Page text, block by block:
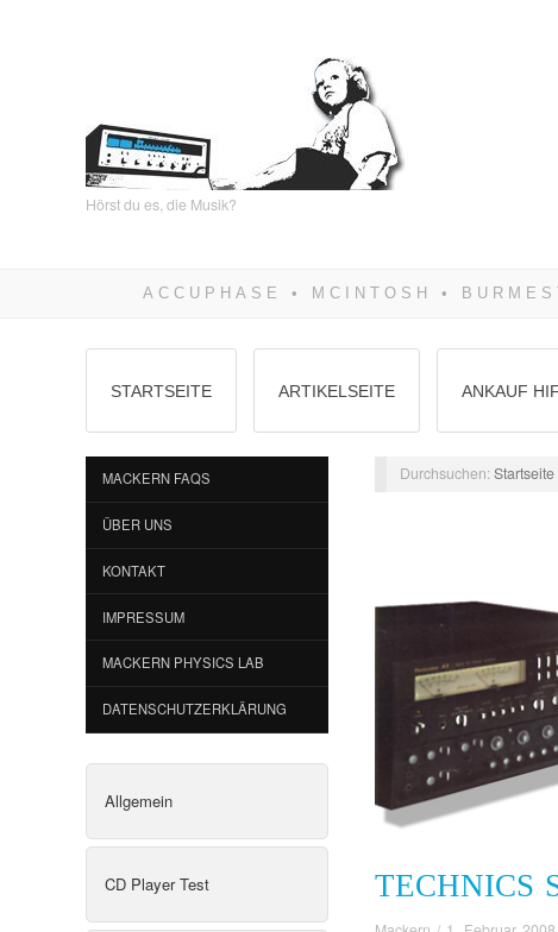
Hörst du es, die Musik?
STARTSEITE ARTIKELSEITE ANKAUF
MACKERN FAQS
ÜBER UNS
KONTAKT
IMPRESSUM
MACKERN PHYSICS LAB
DATENSCHUTZERKLÄRUNG
Allgemein
CD Player Test
Durchsuchen:Startseite
TECHNICS